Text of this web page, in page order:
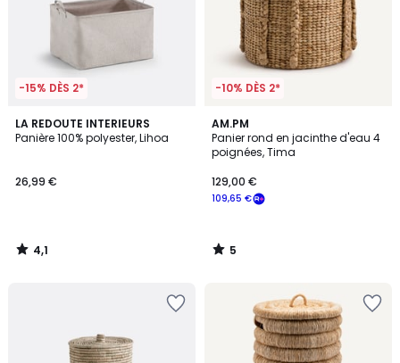
-15% DÈS 2*
LA REDOUTE INTERIEURS
Panière 100% polyester, Lihoa
26,99 €
4,1
/ 5
4,1
/
-10% DÈS 2*
AM.PM
Panier rond en jacinthe d'eau 4
poignées, Tima
109,65 €
129,00 €
5
/
5
5
/